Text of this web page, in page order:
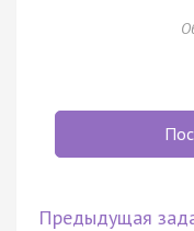
Предыдущая